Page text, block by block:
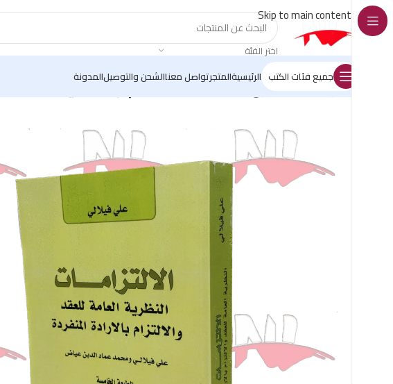
Skip to main content
اختر الفئة
جميع فئات الكتب الرئيسيةالمتجرتواصل معناالشحن والتوصيلالمدونة
الرئيسية/كتب القانون